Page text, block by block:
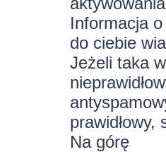
Informacja
do ciebie
Jeżeli taka
Na górę